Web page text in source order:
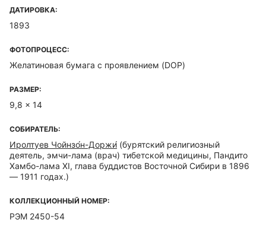
ДАТИРОВКА:
1893
ФОТОПРОЦЕСС:
Желатиновая бумага с проявлением (DOP)
РАЗМЕР:
9,8 x 14
СОБИРАТЕЛЬ:
Иролтуев Чойнзо́н-Доржи́ (бурятский религиозный
деятель, эмчи-лама (врач) тибетской медицины, Пандито
Хамбо-лама XI, глава буддистов Восточной Сибири в 1896
— 1911 годах.)
КОЛЛЕКЦИОННЫЙ НОМЕР:
РЭМ 2450-54